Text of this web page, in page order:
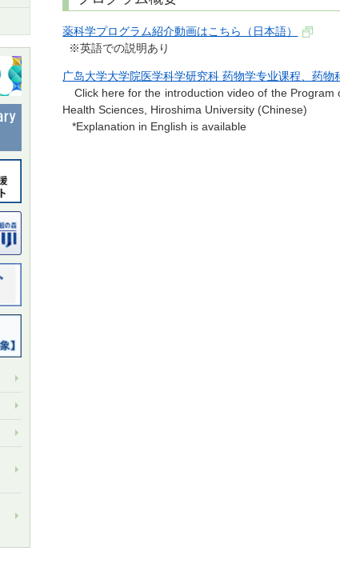
薬科学プログラム紹介動画はこちら（日本語）
※英語での説明あり
广岛大学大学院医学科学研究科 药物学专业课程、药物
Click here for the introduction video of the Program
Health Sciences, Hiroshima University (Chinese)
*Explanation in English is available